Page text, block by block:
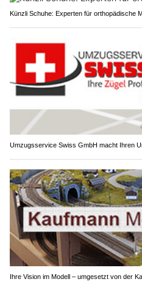
Künzli Schuhe: Experten für orthopädische
Umzugsservice Swiss GmbH macht Ihren
Ihre Vision im Modell – umgesetzt von der